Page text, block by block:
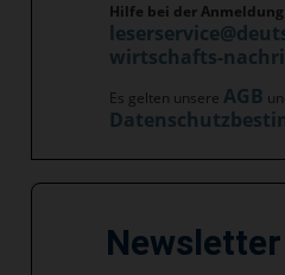
Hilfe bei der
wirtschafts-
Es gelten unsere AGB